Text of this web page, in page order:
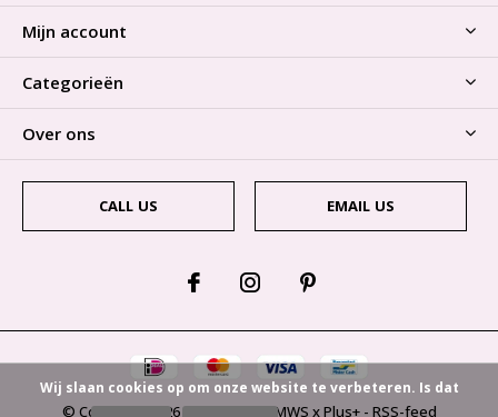
Mijn account
Categorieën
Over ons
CALL US EMAIL US
© Copyright2026- Theme ByDMWS xPlus+- RSS-feed
Wij slaan cookies op om onze website te verbeteren. Is dat